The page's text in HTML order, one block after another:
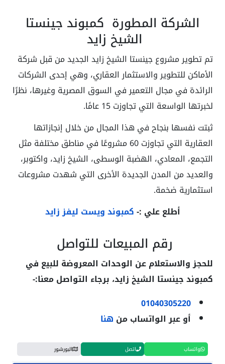
الشركة المطورة كمبوند جينستا
الشيخ زايد
تم تطوير مشروع جينستا الشيخ زايد الجديد من قبل شركة
الأماكن للتطوير والاستثمار العقاري، وهي إحدى الشركات
الرائدة في مجال التعمير في السوق المصرية وغيرها، نظرًا
لخبرتها الواسعة التي تجاوزت 15 عامًا.
ثبتت نفسها بنجاح في هذا المجال من خلال إنجازاتها
العقارية التي تجاوزت 60 مشروعًا في مناطق مختلفة مثل
التجمع، المعادي، الهضبة الوسطى، الشيخ زايد، واكتوبر،
والعديد من المدن الجديدة الأخرى التي شهدت مشروعات
استثمارية ضخمة.
أطلع علي :-كمبوند ويست ليفز زايد
رقم المبيعات للتواصل
للحجز والاستعلام عن الوحدات المعروضة للبيع في
كمبوند جينستا الشيخ زايد، برجاء التواصل معنا:-
01040305220
أو عبر الواتساب من هنا
واتساب اتصل البورشور